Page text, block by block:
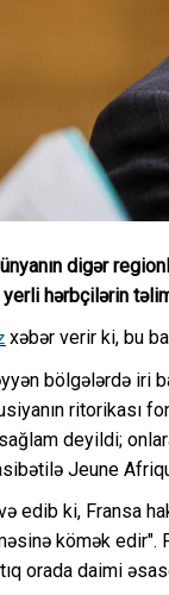
digər
hərbçilərin
xəbər verir ki, bu
bölgələrdə iri
ritorikası
deyildi;
Jeune
edib ki, Fransa
kömək edir".
orada daimi